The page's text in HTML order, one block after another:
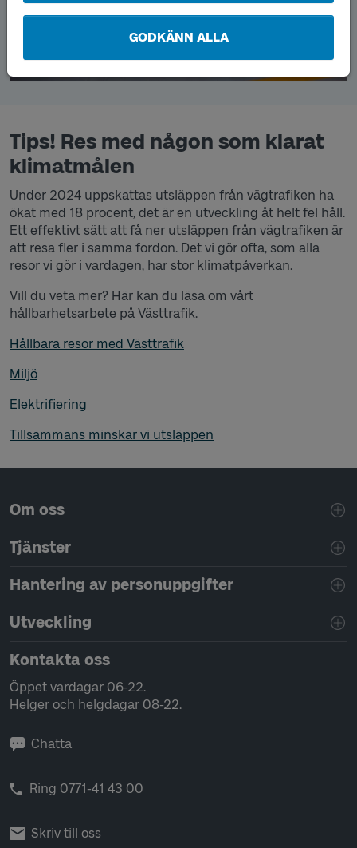
GODKÄNN ALLA
Tips! Res med någon som klarat
klimatmålen
Under 2024 uppskattas utsläppen från vägtrafiken ha
ökat med 18 procent, det är en utveckling åt helt fel håll.
Ett effektivt sätt att få ner utsläppen från vägtrafiken är
att resa fler i samma fordon. Det vi gör ofta, som alla
resor vi gör i vardagen, har stor klimatpåverkan.
Vill du veta mer? Här kan du läsa om vårt
hållbarhetsarbete på Västtrafik.
Hållbara resor med Västtrafik
Miljö
Elektrifiering
Tillsammans minskar vi utsläppen
Sidfotsnavigering
Om oss
Tjänster
Hantering av personuppgifter
Utveckling
Kontakta oss
Öppet vardagar 06-22.
Helger och helgdagar 08-22.
Chatta
Ring 0771-41 43 00
Skriv till oss